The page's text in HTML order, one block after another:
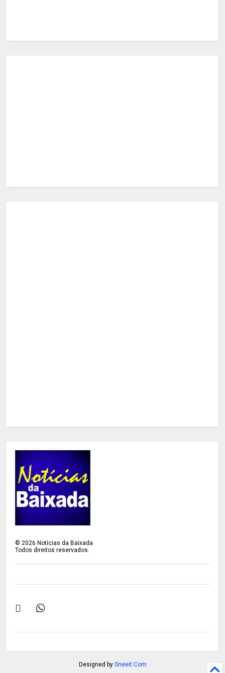
© 2026 Notícias da Baixada
Todos direitos reservados.
Designed by Sneeit.Com